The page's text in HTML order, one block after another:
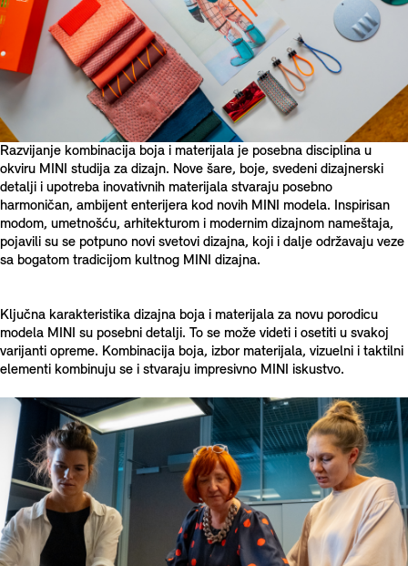
Razvijanje kombinacija boja i materijala je posebna disciplina u
okviru MINI studija za dizajn. Nove šare, boje, svedeni dizajnerski
detalji i upotreba inovativnih materijala stvaraju posebno
harmoničan, ambijent enterijera kod novih MINI modela. Inspirisan
modom, umetnošću, arhitekturom i modernim dizajnom nameštaja,
pojavili su se potpuno novi svetovi dizajna, koji i dalje održavaju veze
sa bogatom tradicijom kultnog MINI dizajna.
Ključna karakteristika dizajna boja i materijala za novu porodicu
modela MINI su posebni detalji. To se može videti i osetiti u svakoj
varijanti opreme. Kombinacija boja, izbor materijala, vizuelni i taktilni
elementi kombinuju se i stvaraju impresivno MINI iskustvo.